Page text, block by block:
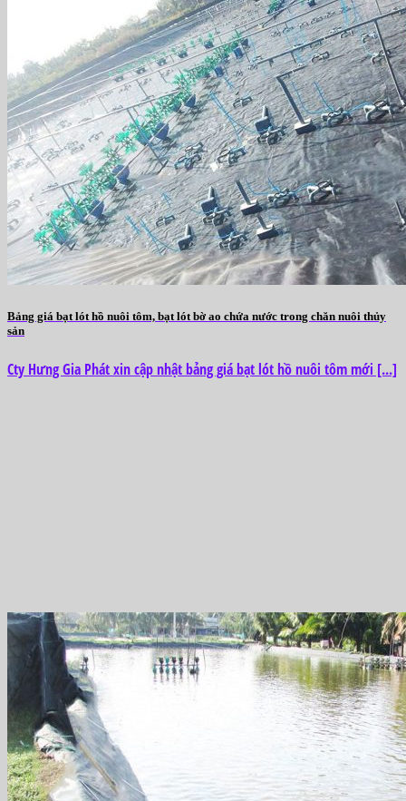
Bảng giá bạt lót hồ nuôi tôm, bạt lót bờ ao chứa nước trong chăn nuôi thủy
sản
Cty Hưng Gia Phát xin cập nhật bảng giá bạt lót hồ nuôi tôm mới [...]